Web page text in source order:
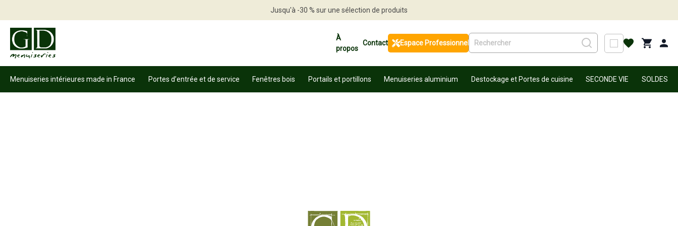
Jusqu'à -30 % sur une sélection de produits
À
propos
Contact Espace Professionnel
Menuiseries intérieures made in France Portes d’entrée et de service Fenêtres bois Portails et portillons Menuiseries aluminium Destockage et Portes de cuisine SECONDE VIE SOLDES